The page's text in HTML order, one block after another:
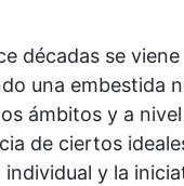
décadas se viene
una embestida
ámbitos y a
de ciertos
individual y la